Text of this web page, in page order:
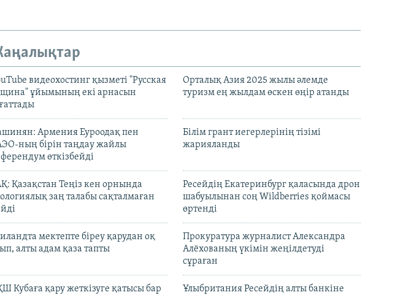
видеохостинг қызметі "Русская
ұйымының екі арнасын
Орталық Азия 2025 жылы әлемде
туризм ең жылдам өскен өңір атанды
Армения Еуроодақ пен
ның бірін таңдау жайлы
өткізбейді
Білім грант иегерлерінің тізімі
жарияланды
Қазақстан Теңіз кен орнында
заң талабы сақталмаған
Ресейдің Екатеринбург қаласында дрон
шабуылынан соң Wildberries қоймасы
өртенді
мектепте біреу қарудан оқ
алты адам қаза тапты
Прокуратура журналист Александра
Алёхованың үкімін жеңілдетуді
сұраған
Кубаға қару жеткізуге қатысы бар
Ұлыбритания Ресейдің алты банкіне